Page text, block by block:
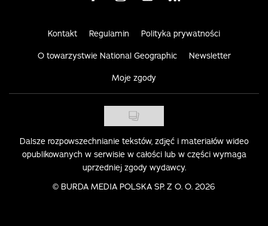
Kontakt Regulamin Polityka prywatności
O towarzystwie National Geographic Newsletter
Moje zgody
Dalsze rozpowszechnianie tekstów, zdjęć i materiałów wideo
opublikowanych w serwisie w całości lub w części wymaga
uprzedniej zgody wydawcy.
© BURDA MEDIA POLSKA SP. Z O. O. 2026